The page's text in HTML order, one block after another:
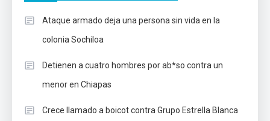
Ataque armado deja una persona sin vida en la
colonia Sochiloa
Detienen a cuatro hombres por ab*so contra un
menor en Chiapas
Crece llamado a boicot contra Grupo Estrella Blanca